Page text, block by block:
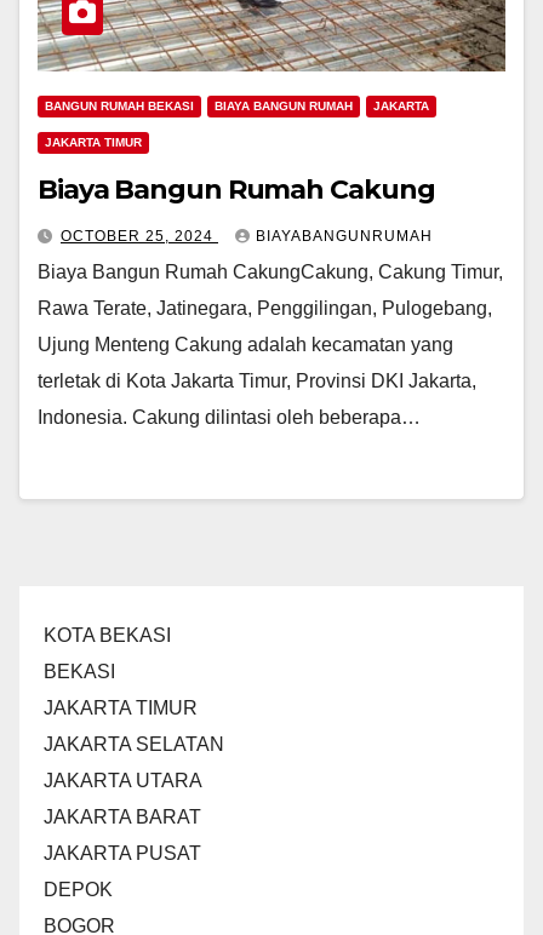
BANGUN RUMAH BEKASI BIAYA BANGUN RUMAH JAKARTA
JAKARTA TIMUR
Biaya Bangun Rumah Cakung
OCTOBER 25, 2024 BIAYABANGUNRUMAH
Biaya Bangun Rumah CakungCakung, Cakung Timur,
Rawa Terate, Jatinegara, Penggilingan, Pulogebang,
Ujung Menteng Cakung adalah kecamatan yang
terletak di Kota Jakarta Timur, Provinsi DKI Jakarta,
Indonesia. Cakung dilintasi oleh beberapa…
KOTA BEKASI
BEKASI
JAKARTA TIMUR
JAKARTA SELATAN
JAKARTA UTARA
JAKARTA BARAT
JAKARTA PUSAT
DEPOK
BOGOR